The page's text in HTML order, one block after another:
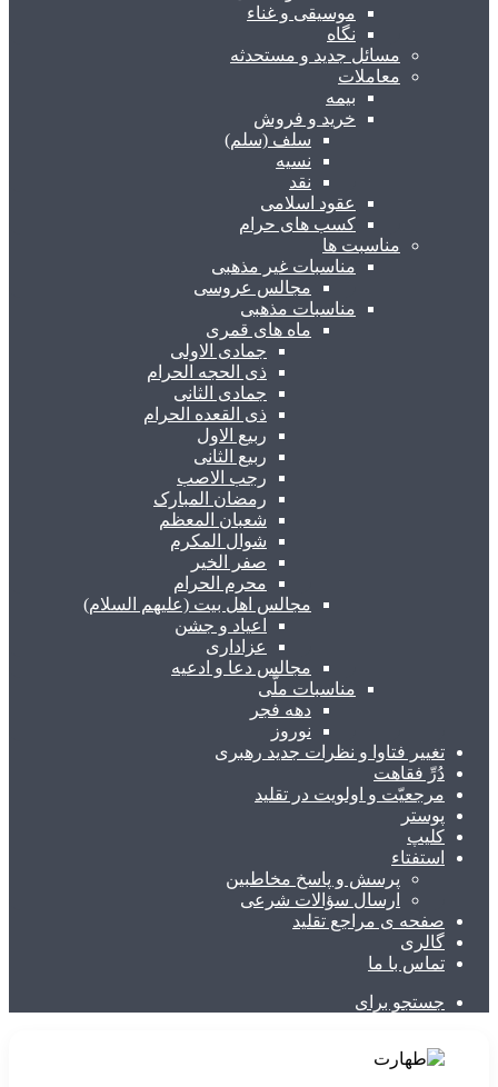
موسیقی و غناء
نگاه
مسائل جدید و مستحدثه
معاملات
بیمه
خرید و فروش
سلف (سلم)
نسیه
نقد
عقود اسلامی
کسب های حرام
مناسبت ها
مناسبات غیر مذهبی
مجالس عروسی
مناسبات مذهبی
ماه های قمری
جمادی الاولی
ذی الحجه الحرام
جمادی الثانی
ذی القعده الحرام
ربیع الاول
ربیع الثانی
رجب الاصب
رمضان المبارک
شعبان المعظم
شوال المکرم
صفر الخیر
محرم الحرام
مجالس اهل بیت (علیهم السلام)
اعیاد و جشن
عزاداری
مجالس دعا و ادعیه
مناسبات ملّی
دهه فجر
نوروز
تغییر فتاوا و نظرات جدید رهبری
دُرِّ فقاهت
مرجعیّت و اولویت در تقلید
پوستر
کلیپ
استفتاء
پرسش و پاسخ مخاطبین
ارسال سؤالات شرعی
صفحه ی مراجع تقلید
گالری
تماس با ما
جستجو برای